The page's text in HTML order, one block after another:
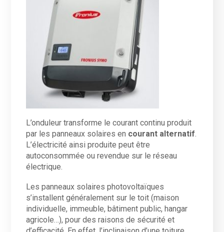
L’onduleur transforme le courant continu produit
par les panneaux solaires en courant alternatif.
L’électricité ainsi produite peut être
autoconsommée ou revendue sur le réseau
électrique.
Les panneaux solaires photovoltaïques
s’installent généralement sur le toit (maison
individuelle, immeuble, bâtiment public, hangar
agricole…), pour des raisons de sécurité et